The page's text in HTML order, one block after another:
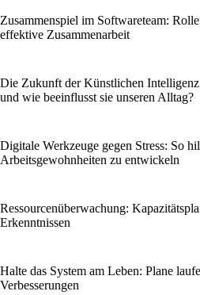
Zusammenspiel im Softwareteam:
effektive Zusammenarbeit
Die Zukunft der Künstlichen
und wie beeinflusst sie unseren Alltag?
Digitale Werkzeuge gegen Stress: So
Arbeitsgewohnheiten zu entwickeln
Ressourcenüberwachung:
Erkenntnissen
Halte das System am Leben: Plane
Verbesserungen